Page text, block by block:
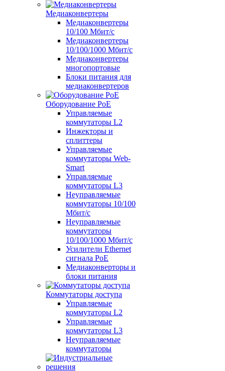
Медиаконвертеры
Медиаконвертеры
10/100 Мбит/с
Медиаконвертеры
10/100/1000 Мбит/c
Медиаконвертеры
многопортовые
Блоки питания для
медиаконвертеров
Оборудование PoE
Управляемые
коммутаторы L2
Инжекторы и
сплиттеры
Управляемые
коммутаторы Web-
Smart
Управляемые
коммутаторы L3
Неуправляемые
коммутаторы 10/100
Мбит/с
Неуправляемые
коммутаторы
10/100/1000 Мбит/с
Усилители Ethernet
сигнала PoE
Медиаконверторы и
блоки питания
Коммутаторы доступа
Управляемые
коммутаторы L2
Управляемые
коммутаторы L3
Неуправляемые
коммутаторы